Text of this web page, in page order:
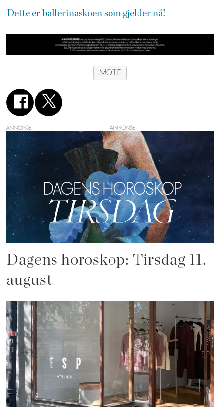
Dette er ballerinaskoen som gjelder nå!
MOTE
ANNONSE
Dagens horoskop: Tirsdag 11.
august